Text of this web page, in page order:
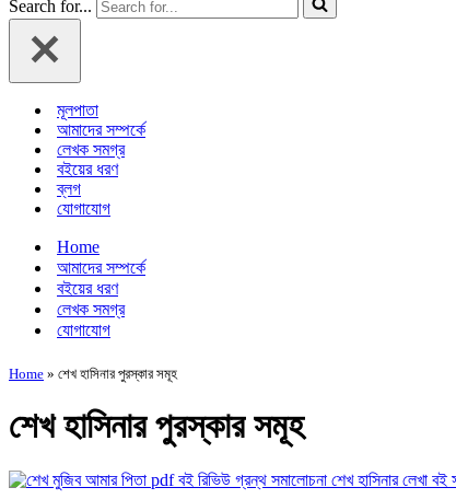
Search for...
মূলপাতা
আমাদের সম্পর্কে
লেখক সমগ্র
বইয়ের ধরণ
ব্লগ
যোগাযোগ
Home
আমাদের সম্পর্কে
বইয়ের ধরণ
লেখক সমগ্র
যোগাযোগ
Home » শেখ হাসিনার পুরস্কার সমূহ
শেখ হাসিনার পুরস্কার সমূহ